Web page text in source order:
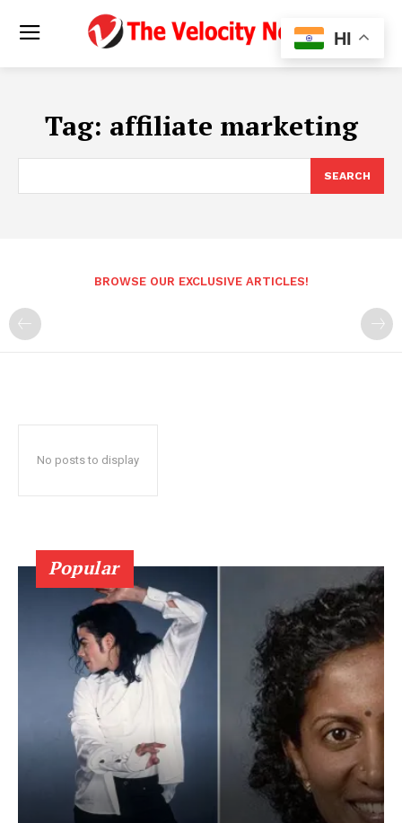
Tag: affiliate marketing
SEARCH
BROWSE OUR EXCLUSIVE ARTICLES!
No posts to display
Popular
HI